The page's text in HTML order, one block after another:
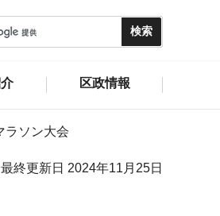
区政情報
ラソン大会
最終更新日 2024年11月25日